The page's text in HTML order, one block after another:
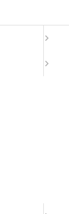
di formazione